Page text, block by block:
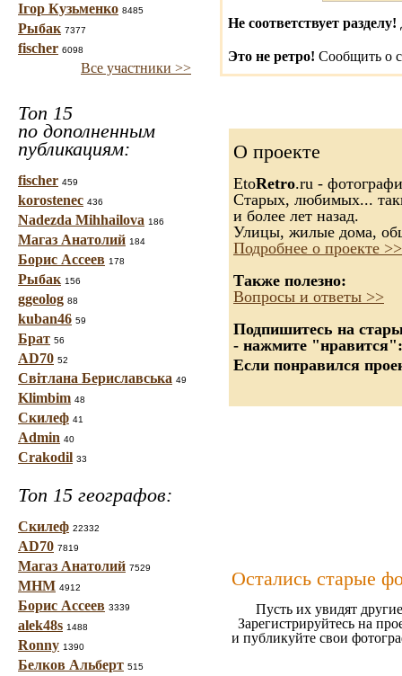
Ігор Кузьменко 8485
Рыбак 7377
fischer 6098
Все участники >>
Топ 15
по дополненным
публикациям:
fischer 459
korostenec 436
Nadezda Mihhailova 186
Магаз Анатолий 184
Борис Ассеев 178
Рыбак 156
ggeolog 88
kuban46 59
Брат 56
AD70 52
Світлана Бериславська 49
Klimbim 48
Скилеф 41
Admin 40
Crakodil 33
Топ 15 географов:
Скилеф 22332
AD70 7819
Магаз Анатолий 7529
МНМ 4912
Борис Ассеев 3339
alek48s 1488
Ronny 1390
Белков Альберт 515
Не соответствует разделу!
Это не ретро! Сообщить о
О проекте
EtoRetro.ru -
Старых, любимых...
и более лет назад.
Улицы, жилые дома,
Подробнее о проекте >>
Также полезно:
Вопросы и ответы >>
Подпишитесь на
- нажмите "нравится":
Если понравился
Остались старые
Пусть их увидят
Зарегистрируйтесь на
и публикуйте свои